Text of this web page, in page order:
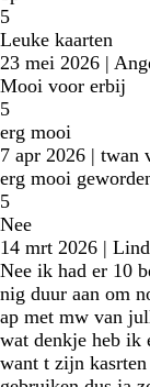
5
Leuke kaarten
23 mei 2026 |
Mooi voor erbij
5
erg mooi
7 apr 2026 | twan
erg mooi
5
Nee
14 mrt 2026 |
Nee ik had er 10
nig duur aan om
ap met mw van
wat denkje heb ik
want t zijn